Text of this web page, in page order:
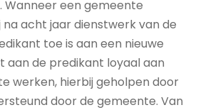
Wanneer een gemeente
acht jaar dienstwerk van de
toe is aan een nieuwe
aan de predikant loyaal aan
werken, hierbij geholpen door
door de gemeente. Van